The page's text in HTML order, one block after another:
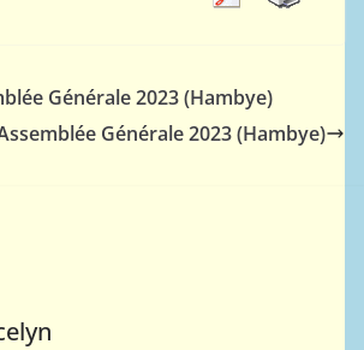
Générale 2023 (Hambye)
Générale 2023 (Hambye)